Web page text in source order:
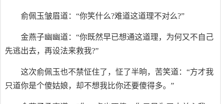
俞佩玉皱眉道：“你笑什么?难道这道理不对么?”
金燕子幽幽道：“你既然早已想通这道理，为何又不自己
先逃出去，再设法来救我?”
这次俞佩玉也不禁怔住了，怔了半晌，苦笑道：“方才我
只道你是个傻姑娘，却不想我比你还要傻得多。”